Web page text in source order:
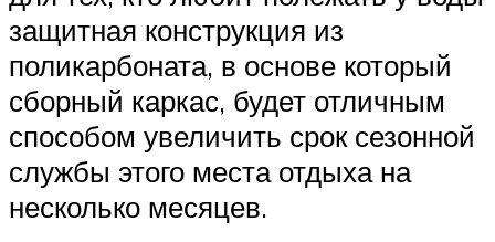
защитная конструкция из
поликарбоната, в основе который
сборный каркас, будет отличным
способом увеличить срок сезонной
службы этого места отдыха на
несколько месяцев.